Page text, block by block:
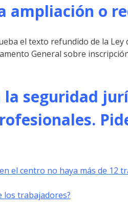
ampliación o
el texto refundido de la Ley
General sobre
seguridad
el centro no haya más de 12
los trabajadores?